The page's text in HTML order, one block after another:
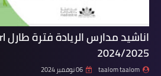
2024/2025
taalom taalom 06 نوفمبر 2024